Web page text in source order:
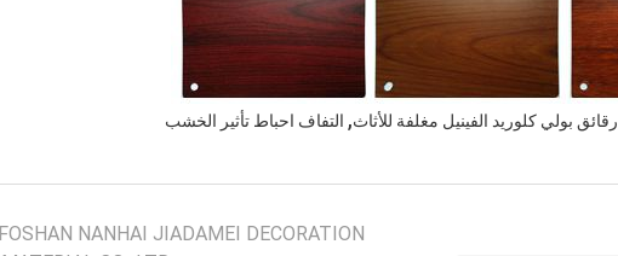
رقائق بولي كلوريد الفينيل مغلفة للأثاث, التفاف احباط تأثير الخشب
FOSHAN NANHAI JIADAMEI DECORATION